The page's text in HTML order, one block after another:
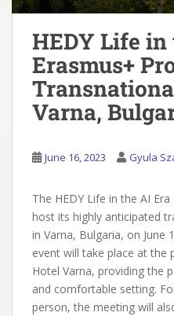
HEDY Life
Erasmus+
Varna,
June 16, 2023 Gyula
The HEDY Life in the AI
host its highly anticipated
in Varna, Bulgaria, on June
event will take place at the
Hotel Varna, providing the
and comfortable setting.
person, the meeting will